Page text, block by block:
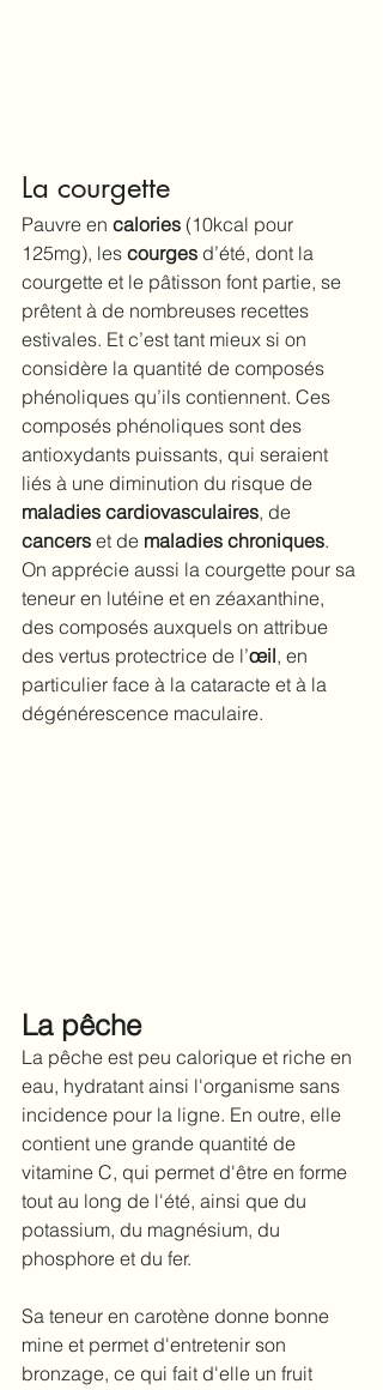
La courgette
Pauvre en calories (10kcal pour
125mg), les courges d’été, dont la
courgette et le pâtisson font partie, se
prêtent à de nombreuses recettes
estivales. Et c’est tant mieux si on
considère la quantité de composés
phénoliques qu’ils contiennent. Ces
composés phénoliques sont des
antioxydants puissants, qui seraient
liés à une diminution du risque de
maladies cardiovasculaires, de
cancers et de maladies chroniques.
On apprécie aussi la courgette pour sa
teneur en lutéine et en zéaxanthine,
des composés auxquels on attribue
des vertus protectrice de l’œil, en
particulier face à la cataracte et à la
dégénérescence maculaire.
La pêche
La pêche est peu calorique et riche en
eau, hydratant ainsi l'organisme sans
incidence pour la ligne. En outre, elle
contient une grande quantité de
vitamine C, qui permet d'être en forme
tout au long de l'été, ainsi que du
potassium, du magnésium, du
phosphore et du fer.
Sa teneur en carotène donne bonne
mine et permet d'entretenir son
bronzage, ce qui fait d'elle un fruit